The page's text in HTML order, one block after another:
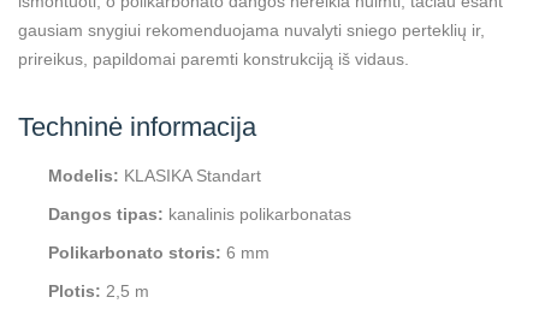
gausiam snygiui rekomenduojama nuvalyti sniego perteklių ir,
prireikus, papildomai paremti konstrukciją iš vidaus.
Techninė informacija
Modelis: KLASIKA Standart
Dangos tipas: kanalinis polikarbonatas
Polikarbonato storis: 6 mm
Plotis: 2,5 m